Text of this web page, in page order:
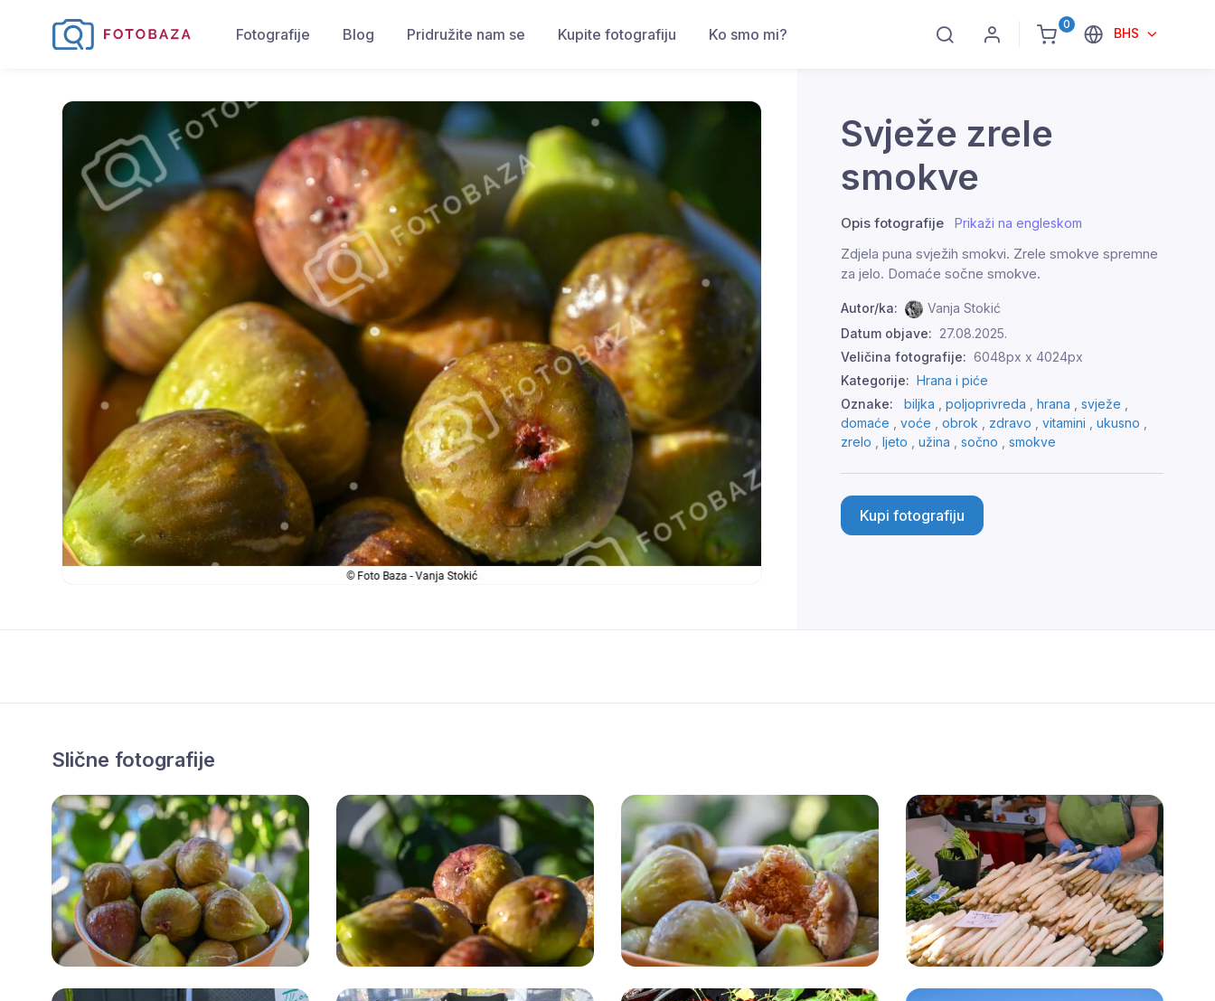
0
BHS
Fotografije Blog Pridružite nam se Kupite fotografiju Ko smo mi?
Svježe zrele
smokve
Opis fotografije Prikaži na engleskom
Zdjela puna svježih smokvi. Zrele smokve spremne
za jelo. Domaće sočne smokve.
Autor/ka:
Vanja Stokić
Datum objave: 27.08.2025.
Veličina fotografije: 6048px x 4024px
Kategorije: Hrana i piće
Oznake:
biljka , poljoprivreda , hrana , svježe ,
domaće , voće , obrok , zdravo , vitamini , ukusno ,
zrelo , ljeto , užina , sočno , smokve
Kupi fotografiju
Slične fotografije